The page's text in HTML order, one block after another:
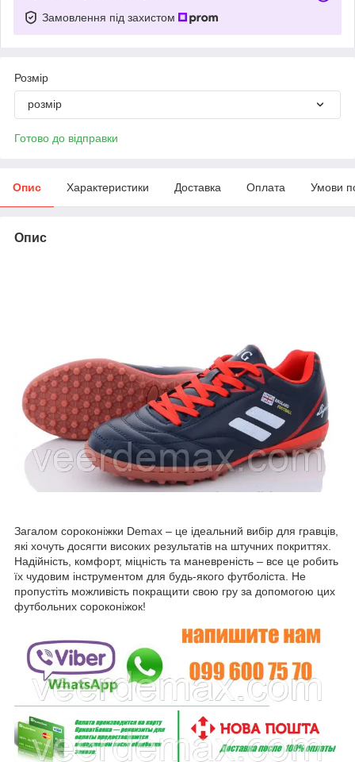
Замовлення під захистом
Розмір
розмір
Готово до відправки
Опис Характеристики Доставка Оплата Умови
Опис
Загалом сороконіжки Demax – це ідеальний вибір для гравців,
які хочуть досягти високих результатів на штучних покриттях.
Надійність, комфорт, міцність та маневреність – все це робить
їх чудовим інструментом для будь-якого футболіста. Не
пропустіть можливість покращити свою гру за допомогою цих
футбольних сороконіжок!